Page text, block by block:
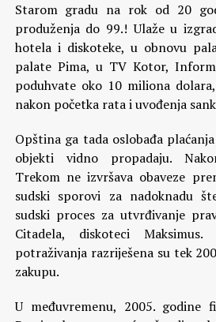
Starom gradu na rok od 20
produženja do 99.! Ulaže u
hotela i diskoteke, u obnovu
palate Pima, u TV Kotor,
poduhvate oko 10 miliona
nakon početka rata i uvođenja
Opština ga tada oslobađa
objekti vidno propadaju.
Trekom ne izvršava obaveze
sudski sporovi za nadoknadu
sudski proces za utvrđivanje
Citadela, diskoteci
potraživanja razriješena su tek
zakupu.
U međuvremenu, 2005. godine